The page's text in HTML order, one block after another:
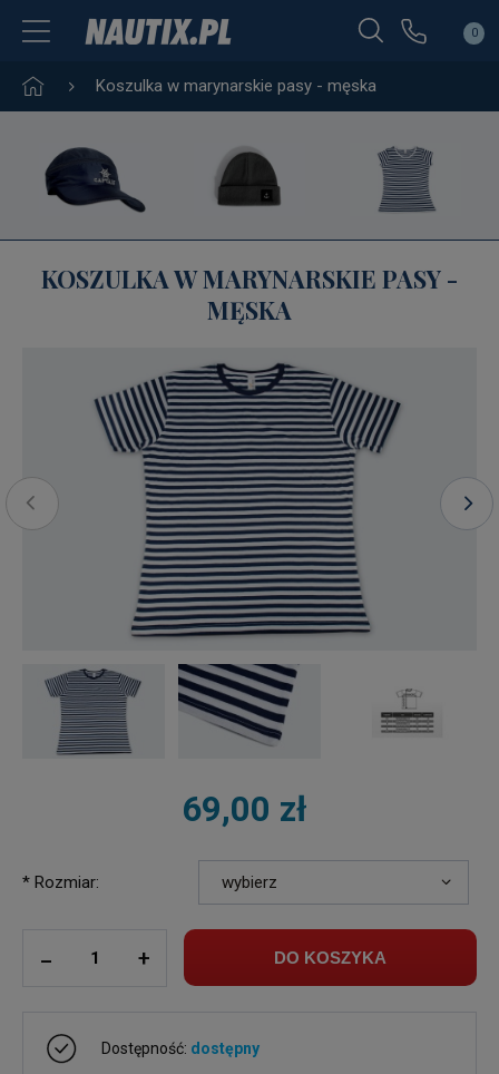
0
Koszulka w marynarskie pasy - męska
KOSZULKA W MARYNARSKIE PASY -
MĘSKA
69,00 zł
* Rozmiar:
+ DO KOSZYKA
Dostępność: dostępny